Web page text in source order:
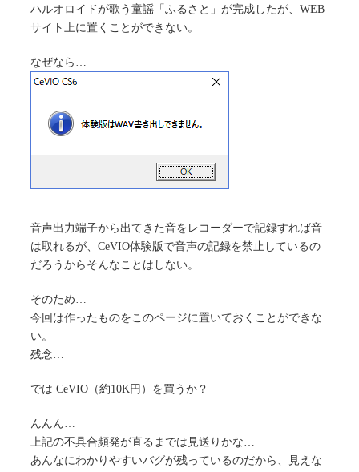
ハルオロイドが歌う童謡「ふるさと」が完成したが、WEB
サイト上に置くことができない。
なぜなら…
音声出力端子から出てきた音をレコーダーで記録すれば音
は取れるが、CeVIO体験版で音声の記録を禁止しているの
だろうからそんなことはしない。
そのため…
今回は作ったものをこのページに置いておくことができな
い。
残念…
では CeVIO（約10K円）を買うか？
んんん…
上記の不具合頻発が直るまでは見送りかな…
あんなにわかりやすいバグが残っているのだから、見えな